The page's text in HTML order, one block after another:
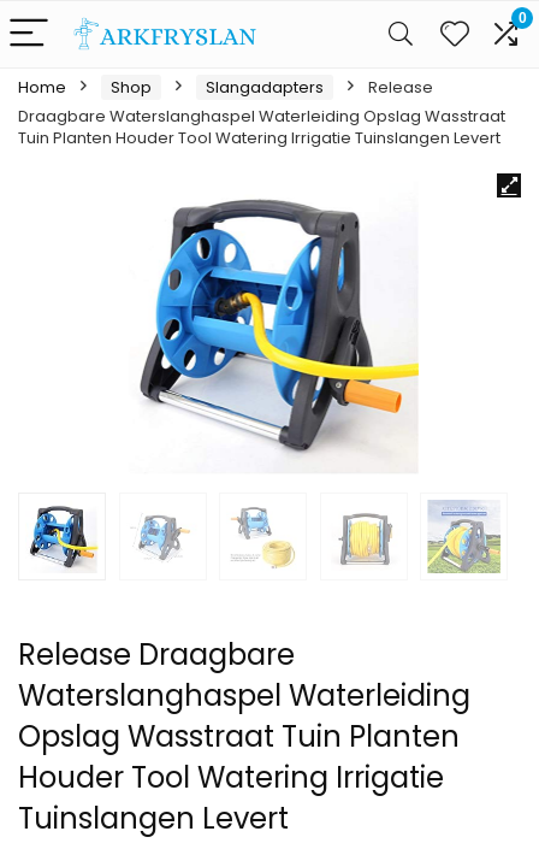
0
Home Shop Slangadapters
Release
Draagbare Waterslanghaspel Waterleiding Opslag Wasstraat
Tuin Planten Houder Tool Watering Irrigatie Tuinslangen Levert
Release Draagbare
Waterslanghaspel Waterleiding
Opslag Wasstraat Tuin Planten
Houder Tool Watering Irrigatie
Tuinslangen Levert